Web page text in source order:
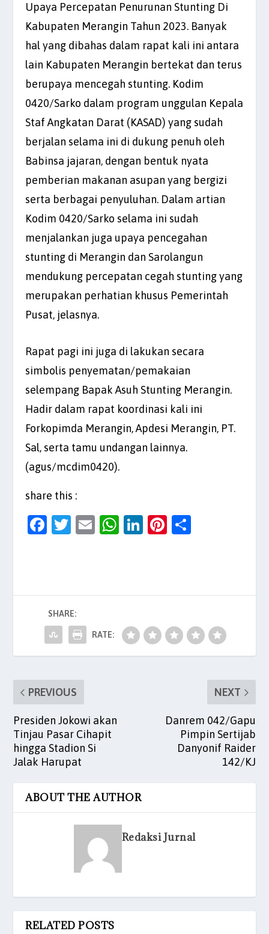
Upaya Percepatan Penurunan Stunting Di
Kabupaten Merangin Tahun 2023. Banyak
hal yang dibahas dalam rapat kali ini antara
lain Kabupaten Merangin bertekat dan terus
berupaya mencegah stunting. Kodim
0420/Sarko dalam program unggulan Kepala
Staf Angkatan Darat (KASAD) yang sudah
berjalan selama ini di dukung penuh oleh
Babinsa jajaran, dengan bentuk nyata
pemberian makanan asupan yang bergizi
serta berbagai penyuluhan. Dalam artian
Kodim 0420/Sarko selama ini sudah
menjalankan juga upaya pencegahan
stunting di Merangin dan Sarolangun
mendukung percepatan cegah stunting yang
merupakan perhatian khusus Pemerintah
Pusat, jelasnya.
Rapat pagi ini juga di lakukan secara
simbolis penyematan/pemakaian
selempang Bapak Asuh Stunting Merangin.
Hadir dalam rapat koordinasi kali ini
Forkopimda Merangin, Apdesi Merangin, PT.
Sal, serta tamu undangan lainnya.
(agus/mcdim0420).
share this :
F
b
o
o
k
T
E
W
A
p
p
Li
dI
n
Pi
t
SHARE:
RATE:
PREVIOUS
Presiden Jokowi akan
Tinjau Pasar Cihapit
hingga Stadion Si
Jalak Harupat
NEXT
Danrem 042/Gapu
Pimpin Sertijab
Danyonif Raider
142/KJ
ABOUT THE AUTHOR
Redaksi Jurnal
RELATED POSTS